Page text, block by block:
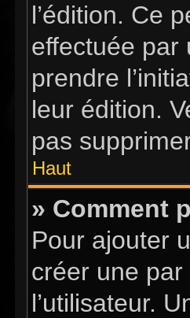
l’édition. Ce
effectuée par
prendre
leur édition.
pas
Haut
» Comment
Pour ajouter
créer une par
l’utilisateur.